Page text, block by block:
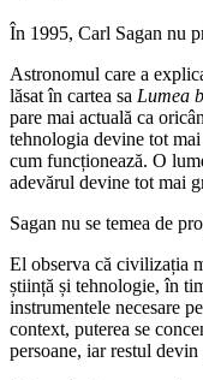
În 1995, Carl Sagan nu
Astronomul care a
lăsat în cartea sa Lumea
pare mai actuală ca
tehnologia devine tot
cum funcționează. O
adevărul devine tot mai
Sagan nu se temea de
El observa că civilizația
știință și tehnologie, în
instrumentele necesare
context, puterea se
persoane, iar restul